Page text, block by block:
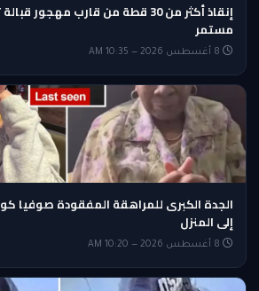
إنقاذ أكثر من 30 قطة من قارب
مستمر
الجدة الكبرى للمراهقة المفقودة صوفيا
إلى المنزل